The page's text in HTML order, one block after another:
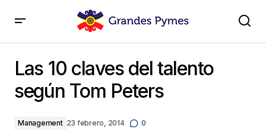
Las 10 claves del talento
según Tom Peters
Management 23 febrero, 2014 0